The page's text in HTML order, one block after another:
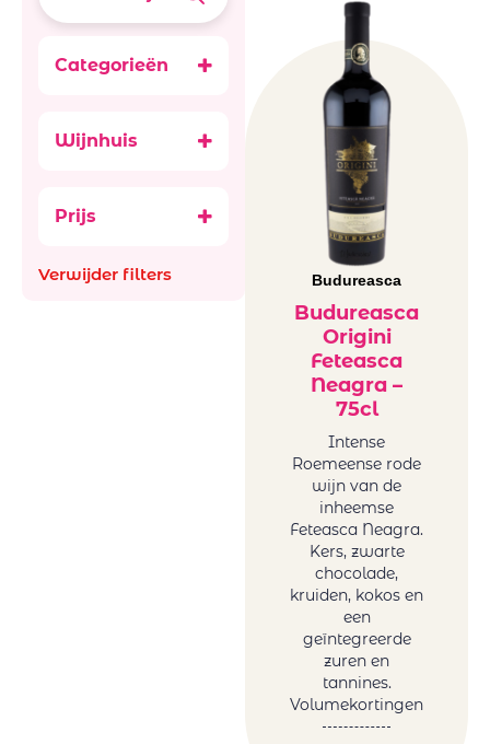
Categorieën
Rode wijn
rosé
Wijnhuis
Prijs
Verwijder filters Budureasca
Budureasca
Origini
Feteasca
Neagra –
75cl
Intense
Roemeense rode
wijn van de
inheemse
Feteasca Neagra.
Kers, zwarte
chocolade,
kruiden, kokos en
een
geïntegreerde
zuren en
tannines.
Volumekortingen